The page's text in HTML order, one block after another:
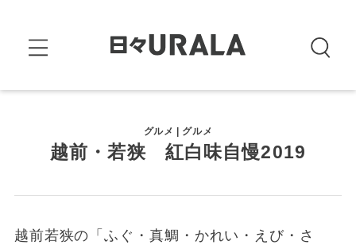
グルメ | グルメ
越前・若狭 紅白味自慢2019
越前若狭の「ふぐ・真鯛・かれい・えび・さ